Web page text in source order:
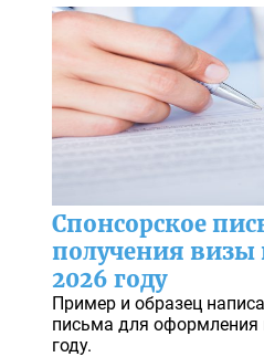
Спонсорское
получения визы
2026 году
Пример и образец
письма для
году.